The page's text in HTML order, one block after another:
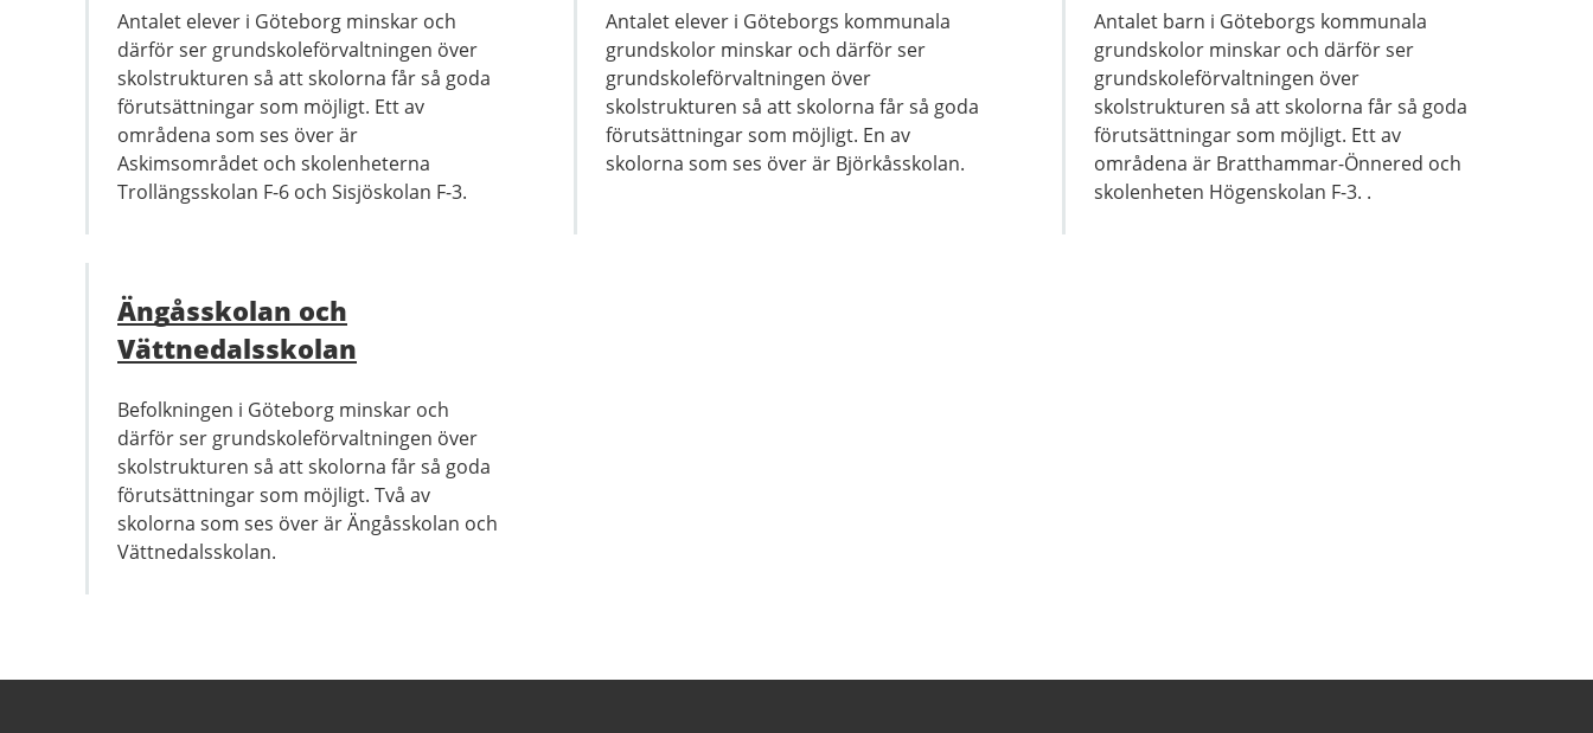
Antalet elever i Göteborg minskar och
därför ser grundskoleförvaltningen över
skolstrukturen så att skolorna får så goda
förutsättningar som möjligt. Ett av
områdena som ses över är
Askimsområdet och skolenheterna
Trollängsskolan F-6 och Sisjöskolan F-3.
Antalet elever i Göteborgs kommunala
grundskolor minskar och därför ser
grundskoleförvaltningen över
skolstrukturen så att skolorna får så goda
förutsättningar som möjligt. En av
skolorna som ses över är Björkåsskolan.
Antalet barn i Göteborgs kommunala
grundskolor minskar och därför ser
grundskoleförvaltningen över
skolstrukturen så att skolorna får så goda
förutsättningar som möjligt. Ett av
områdena är Bratthammar-Önnered och
skolenheten Högenskolan F-3. .
Ängåsskolan och
Vättnedalsskolan
Befolkningen i Göteborg minskar och
därför ser grundskoleförvaltningen över
skolstrukturen så att skolorna får så goda
förutsättningar som möjligt. Två av
skolorna som ses över är Ängåsskolan och
Vättnedalsskolan.